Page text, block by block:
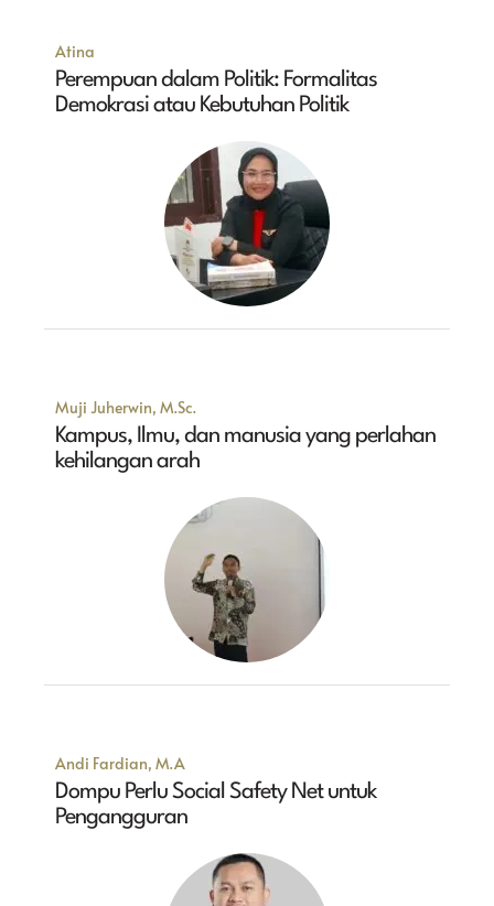
Atina
Perempuan dalam Politik: Formalitas
Demokrasi atau Kebutuhan Politik
Muji Juherwin, M.Sc.
Kampus, Ilmu, dan manusia yang perlahan
kehilangan arah
Andi Fardian, M.A
Dompu Perlu Social Safety Net untuk
Pengangguran